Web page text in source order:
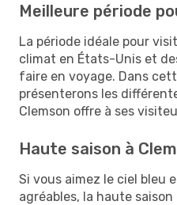
Meilleure période
La période idéale pour
climat en États-Unis et
faire en voyage. Dans
présenterons les
Clemson offre à ses
Haute saison à
Si vous aimez le ciel bleu
agréables, la haute